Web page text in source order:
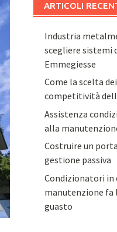
ARTICOLI
Industria
scegliere sistemi
Emmegiesse
Come la scelta
competitività
Assistenza
alla
Costruire un
gestione passiva
Condizionatori in
manutenzione fa
guasto